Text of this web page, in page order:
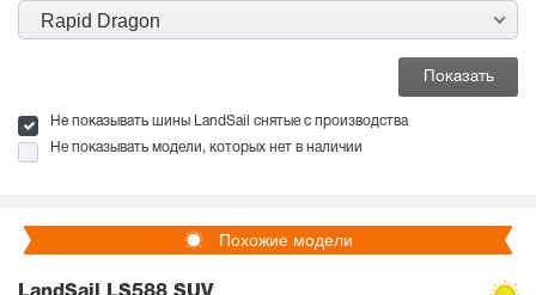
Rapid Dragon
Не показывать шины LandSail снятые с производства
Не показывать модели, которых нет в наличии
Похожие модели